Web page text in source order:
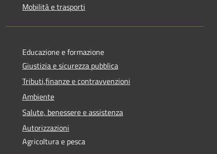
Mobilità e trasporti
Educazione e formazione
Giustizia e sicurezza pubblica
Tributi,finanze e contravvenzioni
Ambiente
Salute, benessere e assistenza
Autorizzazioni
Agricoltura e pesca